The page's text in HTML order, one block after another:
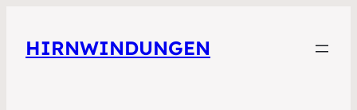
HIRNWINDUNGEN